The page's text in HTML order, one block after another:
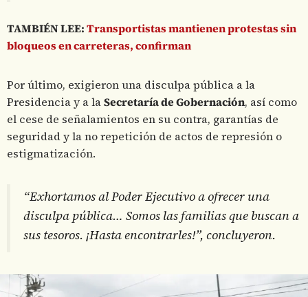
TAMBIÉN LEE:Transportistas mantienen protestas sin
bloqueos en carreteras, confirman
Por último, exigieron una disculpa pública a la
Presidencia y a laSecretaría de Gobernación, así como
el cese de señalamientos en su contra, garantías de
seguridad y la no repetición de actos de represión o
estigmatización.
“Exhortamos al Poder Ejecutivo a ofrecer una
disculpa pública… Somos las familias que buscan a
sus tesoros. ¡Hasta encontrarles!”, concluyeron.